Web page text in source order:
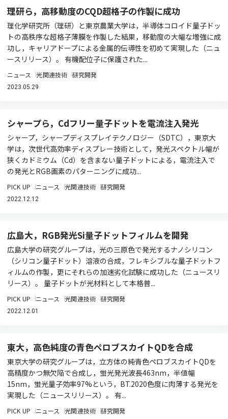
理研ら，高移動度のCQD超格子の作製に成功
理化学研究所（理研）と東京農業大学は，半導体コロイド量子ドッ
トの高秩序な超格子薄膜を作製した結果，移動度の大幅な増強に成
功し，キャリアドープによる金属的伝導性を初めて実現した（ニュ
ースリリース）。 有機配位子に保護された...
ニュース 光関連技術 研究開発
2023.05.29
シャープら，Cdフリー量子ドットを電流注入発光
シャープ，シャープディスプレイテクノロジー（SDTC），東京大
学は，次世代高効率ディスプレー技術として，発光スペクトル幅が
狭くカドミウム（Cd）を含まない量子ドットによる，電流注入で
の発光とRGB画素のパターニングに成功...
PICK UP ニュース 光関連技術 研究開発
2022.12.12
広島大，RGB発光Si量子ドットフィルムを開発
広島大学の研究グループは，光の三原色で発光するナノシリコン
（シリコン量子ドット）溶液の合成，フレキシブルな量子ドットフ
ィルムの作製，更にそれらの加速劣化試験に成功した（ニュースリ
リース）。 量子ドットが光材料として本格普...
PICK UP ニュース 光関連技術 研究開発
2022.12.01
東大，高色純度の青色ペロブスカイトQDを合成
東京大学の研究グループは，立方体の純青色ペロブスカイトQDを
高精度かつ無欠陥で合成し，蛍光発光波長463nm，半値幅
15nm，蛍光量子効率97%という，BT.2020色度に肉薄する発光を
実現した（ニュースリリース）。 有...
PICK UP ニュース 光関連技術 研究開発